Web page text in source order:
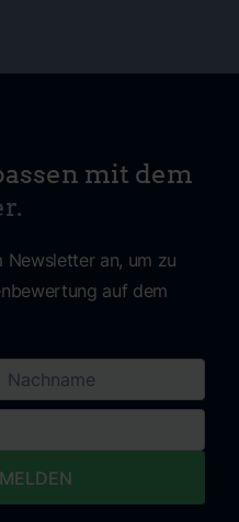
mit dem
Newsletter an, um zu
auf dem